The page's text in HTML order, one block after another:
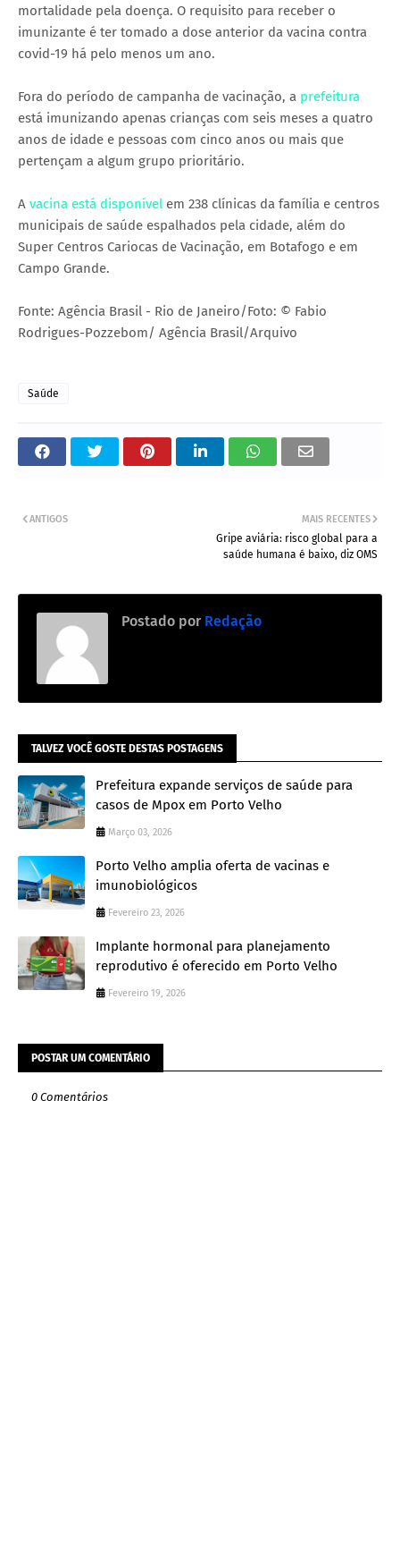
mortalidade pela doença. O requisito para receber o
imunizante é ter tomado a dose anterior da vacina contra
covid-19 há pelo menos um ano.
Fora do período de campanha de vacinação, a prefeitura
está imunizando apenas crianças com seis meses a quatro
anos de idade e pessoas com cinco anos ou mais que
pertençam a algum grupo prioritário.
A vacina está disponível em 238 clínicas da família e centros
municipais de saúde espalhados pela cidade, além do
Super Centros Cariocas de Vacinação, em Botafogo e em
Campo Grande.
Fonte: Agência Brasil - Rio de Janeiro/Foto: © Fabio
Rodrigues-Pozzebom/ Agência Brasil/Arquivo
Saúde
MAIS RECENTES
Gripe aviária: risco global para a
saúde humana é baixo, diz OMS
ANTIGOS
Postado por Redação
TALVEZ VOCÊ GOSTE DESTAS POSTAGENS
Prefeitura expande serviços de saúde para
casos de Mpox em Porto Velho
Março 03, 2026
Porto Velho amplia oferta de vacinas e
imunobiológicos
Fevereiro 23, 2026
Implante hormonal para planejamento
reprodutivo é oferecido em Porto Velho
Fevereiro 19, 2026
POSTAR UM COMENTÁRIO
0 Comentários